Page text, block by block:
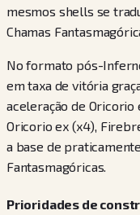
mesmos shells se
Chamas
No formato pós-
em taxa de vitória
aceleração de
Oricorio ex (x4),
a base de
Fantasmagóricas.
Prioridades de